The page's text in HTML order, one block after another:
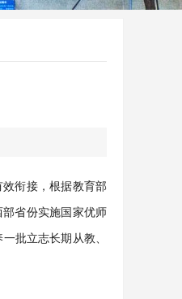
衔接，根据教育部
省份实施国家优师
批立志长期从教、